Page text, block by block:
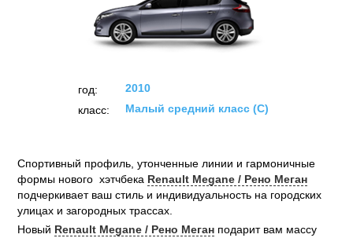
год:
2010
класс:
Малый средний класс (C)
Спортивный профиль, утонченные линии и гармоничные
формы нового хэтчбека Renault Megane / Рено Меган
подчеркивает ваш стиль и индивидуальность на городских
улицах и загородных трассах.
Новый Renault Megane / Рено Меган подарит вам массу